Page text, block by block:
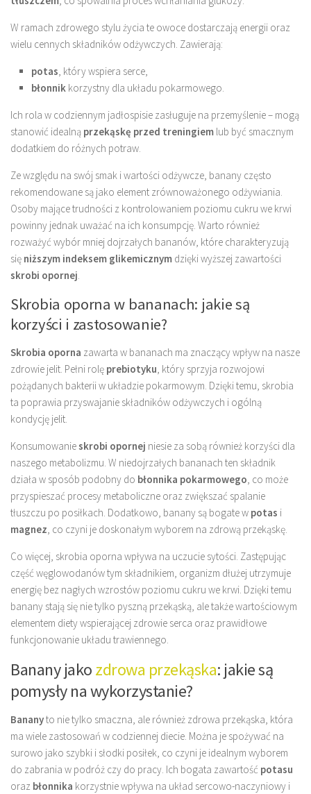
W ramach zdrowego stylu życia te owoce dostarczają energii oraz
wielu cennych składników odżywczych. Zawierają:
potas, który wspiera serce,
błonnik korzystny dla układu pokarmowego.
Ich rola w codziennym jadłospisie zasługuje na przemyślenie – mogą
stanowić idealną przekąskę przed treningiem lub być smacznym
dodatkiem do różnych potraw.
Ze względu na swój smak i wartości odżywcze, banany często
rekomendowane są jako element zrównoważonego odżywiania.
Osoby mające trudności z kontrolowaniem poziomu cukru we krwi
powinny jednak uważać na ich konsumpcję. Warto również
rozważyć wybór mniej dojrzałych bananów, które charakteryzują
się niższym indeksem glikemicznym dzięki wyższej zawartości
skrobi opornej.
Skrobia oporna w bananach: jakie są
korzyści i zastosowanie?
Skrobia oporna zawarta w bananach ma znaczący wpływ na nasze
zdrowie jelit. Pełni rolę prebiotyku, który sprzyja rozwojowi
pożądanych bakterii w układzie pokarmowym. Dzięki temu, skrobia
ta poprawia przyswajanie składników odżywczych i ogólną
kondycję jelit.
Konsumowanieskrobi opornej niesie za sobą również korzyści dla
naszego metabolizmu. W niedojrzałych bananach ten składnik
działa w sposób podobny do błonnika pokarmowego, co może
przyspieszać procesy metaboliczne oraz zwiększać spalanie
tłuszczu po posiłkach. Dodatkowo, banany są bogate w potas i
magnez, co czyni je doskonałym wyborem na zdrową przekąskę.
Co więcej, skrobia oporna wpływa na uczucie sytości. Zastępując
część węglowodanów tym składnikiem, organizm dłużej utrzymuje
energię bez nagłych wzrostów poziomu cukru we krwi. Dzięki temu
banany stają się nie tylko pyszną przekąską, ale także wartościowym
elementem diety wspierającej zdrowie serca oraz prawidłowe
funkcjonowanie układu trawiennego.
Banany jakozdrowa przekąska: jakie są
pomysły na wykorzystanie?
Bananyto nie tylko smaczna, ale również zdrowa przekąska, która
ma wiele zastosowań w codziennej diecie. Można je spożywać na
surowo jako szybki i słodki posiłek, co czyni je idealnym wyborem
do zabrania w podróż czy do pracy. Ich bogata zawartość potasu
oraz błonnika korzystnie wpływa na układ sercowo-naczyniowy i